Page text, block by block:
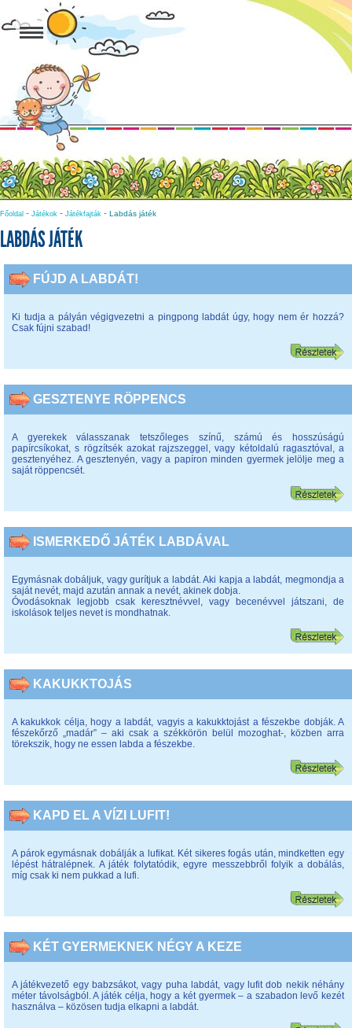
Főoldal - Játékok - Játékfajták - Labdás játék
LABDÁS JÁTÉK
FÚJD A LABDÁT!
Ki tudja a pályán végigvezetni a pingpong labdát úgy, hogy nem ér hozzá?
Csak fújni szabad!
GESZTENYE RÖPPENCS
A gyerekek válasszanak tetszőleges színű, számú és hosszúságú
papírcsíkokat, s rögzítsék azokat rajzszeggel, vagy kétoldalú ragasztóval, a
gesztenyéhez. A gesztenyén, vagy a papíron minden gyermek jelölje meg a
saját röppencsét.
ISMERKEDŐ JÁTÉK LABDÁVAL
Egymásnak dobáljuk, vagy gurítjuk a labdát. Aki kapja a labdát, megmondja a
saját nevét, majd azután annak a nevét, akinek dobja.
Óvodásoknak legjobb csak keresztnévvel, vagy becenévvel játszani, de
iskolások teljes nevet is mondhatnak.
KAKUKKTOJÁS
A kakukkok célja, hogy a labdát, vagyis a kakukktojást a fészekbe dobják. A
fészekőrző „madár” – aki csak a székkörön belül mozoghat-, közben arra
törekszik, hogy ne essen labda a fészekbe.
KAPD EL A VÍZI LUFIT!
A párok egymásnak dobálják a lufikat. Két sikeres fogás után, mindketten egy
lépést hátralépnek. A játék folytatódik, egyre messzebbről folyik a dobálás,
míg csak ki nem pukkad a lufi.
KÉT GYERMEKNEK NÉGY A KEZE
A játékvezető egy babzsákot, vagy puha labdát, vagy lufit dob nekik néhány
méter távolságból. A játék célja, hogy a két gyermek – a szabadon levő kezét
használva – közösen tudja elkapni a labdát.